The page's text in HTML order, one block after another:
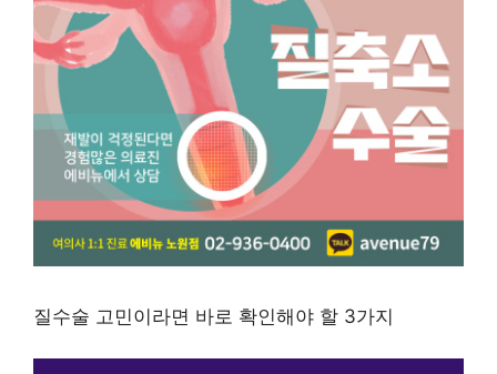
질수술 고민이라면 바로 확인해야 할 3가지